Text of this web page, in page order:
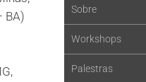
BA)
Sobre
Workshops
Palestras